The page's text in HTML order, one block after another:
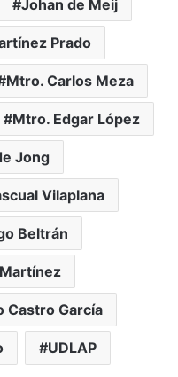
Johan de Meij
Prado
Mtro. Carlos Meza
Mtro. Edgar López
Jong
Vilaplana
Beltrán
Castro García
UDLAP